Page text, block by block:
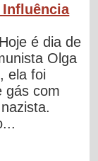
Influência
é dia de
Olga
ela foi
gás com